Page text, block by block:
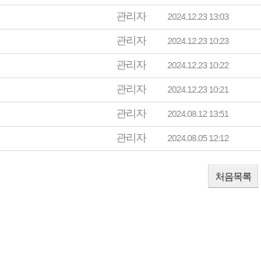
관리자 2024.12.23 13:03
관리자 2024.12.23 10:23
관리자 2024.12.23 10:22
관리자 2024.12.23 10:21
관리자 2024.08.12 13:51
관리자 2024.08.05 12:12
처음목록